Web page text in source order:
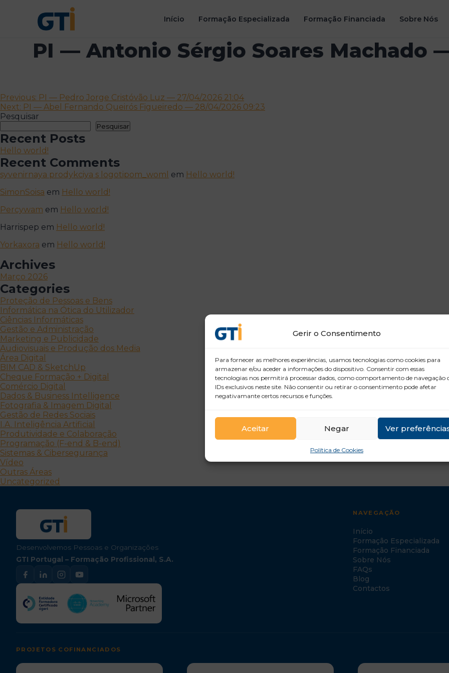
Gerir o Consentimento
Para fornecer as melhores experiências, usamos tecnologias como cookies para
armazenar e/ou aceder a informações do dispositivo. Consentir com essas
tecnologias nos permitirá processar dados, como comportamento de navegação
IDs exclusivos neste site. Não consentir ou retirar o consentimento pode afetar
negativamante certos recursos e funções.
Aceitar Negar Ver
Política de Cookies
Início Formação Especializada Formação Financiada Sobre Nós
PI — Antonio Sérgio Soares Machado
Navegação
de
artigos
Previous: PI — Pedro Jorge Cristóvão Luz — 27/04/2026 21:04
Next: PI — Abel Fernando Queirós Figueiredo — 28/04/2026 09:23
Pesquisar
Pesquisar
Recent Posts
Hello world!
Recent Comments
syvenirnaya prodykciya s logotipom_woml em Hello world!
SimonSoisa em Hello world!
Percywam em Hello world!
Harrispep em Hello world!
Yorkaxora em Hello world!
Archives
Março 2026
Categories
Proteção de Pessoas e Bens
Informática na Ótica do Utilizador
Ciências Informáticas
Gestão e Administração
Marketing e Publicidade
Audiovisuais e Produção dos Media
Área Digital
BIM CAD & SketchUp
Cheque Formação + Digital
Comércio Digital
Dados & Business Intelligence
Fotografia & Imagem Digital
Gestão de Redes Sociais
I.A. Inteligência Artificial
Produtividade e Colaboração
Programação (F-end & B-end)
Sistemas & Cibersegurança
Vídeo
Outras Áreas
Uncategorized
Desenvolvemos Pessoas e Organizações
GTI Portugal – Formação Profissional, S.A.
NAVEGAÇÃO
Início
Formação Especializada
Formação Financiada
Sobre Nós
FAQs
Blog
Contactos
PROJETOS COFINANCIADOS